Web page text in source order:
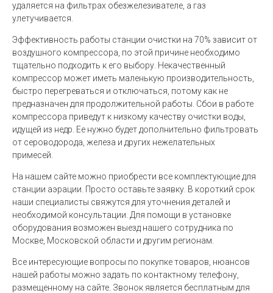
удаляется на фильтрах обезжелезивателе, а газ
улетучивается.
Эффективность работы станции очистки на 70% зависит от
воздушного компрессора, по этой причине необходимо
тщательно подходить к его выбору. Некачественный
компрессор может иметь маленькую производительность,
быстро перегреваться и отключаться, потому как не
предназначен для продолжительной работы. Сбои в работе
компрессора приведут к низкому качеству очистки воды,
идущей из недр. Ее нужно будет дополнительно фильтровать
от сероводорода, железа и других нежелательных
примесей.
На нашем сайте можно приобрести все комплектующие для
станции аэрации. Просто оставьте заявку. В короткий срок
наши специалисты свяжутся для уточнения деталей и
необходимой консультации. Для помощи в установке
оборудования возможен выезд нашего сотрудника по
Москве, Московской области и другим регионам.
Все интересующие вопросы по покупке товаров, нюансов
нашей работы можно задать по контактному телефону,
размещенному на сайте. Звонок является бесплатным для